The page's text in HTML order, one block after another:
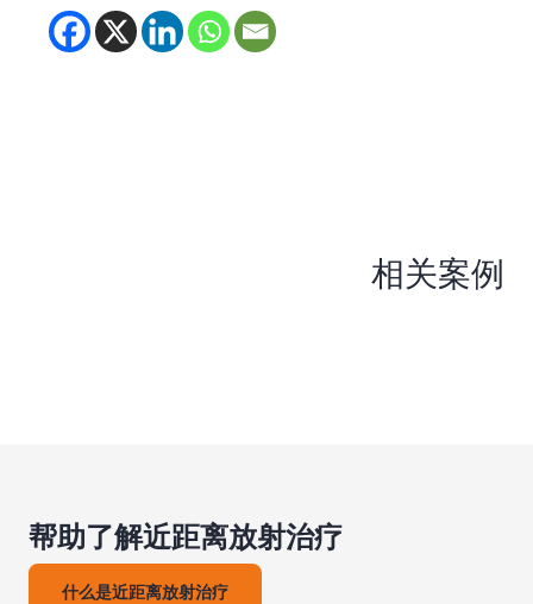
(opens in new tab)
(opens in new tab)
(opens in new
(opens in new
相关案例
帮助了解近距离放射治疗
什么是近距离放射治疗